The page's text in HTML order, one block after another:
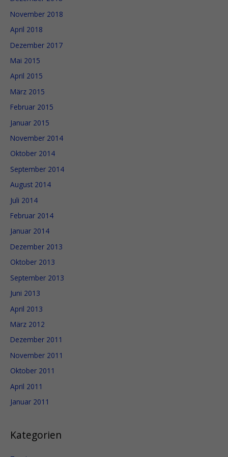
November 2018
April 2018
Dezember 2017
Mai 2015
April 2015
März 2015
Februar 2015
Januar 2015
November 2014
Oktober 2014
September 2014
August 2014
Juli 2014
Februar 2014
Januar 2014
Dezember 2013
Oktober 2013
September 2013
Juni 2013
April 2013
März 2012
Dezember 2011
November 2011
Oktober 2011
April 2011
Januar 2011
Kategorien